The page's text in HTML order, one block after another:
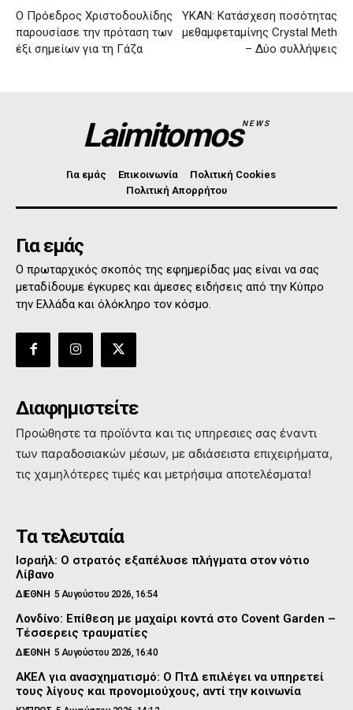
Ο Πρόεδρος Χριστοδουλίδης
παρουσίασε την πρόταση των
έξι σημείων για τη Γάζα
ΥΚΑΝ: Κατάσχεση ποσότητας
μεθαμφεταμίνης Crystal Meth
– Δύο συλλήψεις
LaimitomosNEWS
Για εμάς Επικοινωνία
Πολιτική Cookies
Πολιτική Απορρήτου
Για εμάς
Ο πρωταρχικός σκοπός της εφημερίδας μας είναι να σας
μεταδίδουμε έγκυρες και άμεσες ειδήσεις από την Κύπρο
την Ελλάδα και όλόκληρο τον κόσμο.
Διαφημιστείτε
Προώθηστε τα προϊόντα και τις υπηρεσιες σας έναντι
των παραδοσιακών μέσων, με αδιάσειστα επιχειρήματα,
τις χαμηλότερες τιμές και μετρήσιμα αποτελέσματα!
Τα τελευταία
Ισραήλ: Ο στρατός εξαπέλυσε πλήγματα στον νότιο
Λίβανο
ΔΙΕΘΝΗ 5 Αυγούστου 2026, 16:54
Λονδίνο: Επίθεση με μαχαίρι κοντά στο Covent Garden –
Τέσσερεις τραυματίες
ΔΙΕΘΝΗ 5 Αυγούστου 2026, 16:40
ΑΚΕΛ για ανασχηματισμό: Ο ΠτΔ επιλέγει να υπηρετεί
τους λίγους και προνομιούχους, αντί την κοινωνία